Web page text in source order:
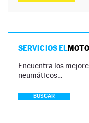
SERVICIOS EL
Encuentra los
neumáticos…
BUSCAR